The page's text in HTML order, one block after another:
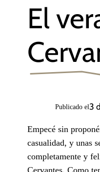
El
Publicado el3
Empecé sin
casualidad, y unas
completamente y
Cervantes. Como